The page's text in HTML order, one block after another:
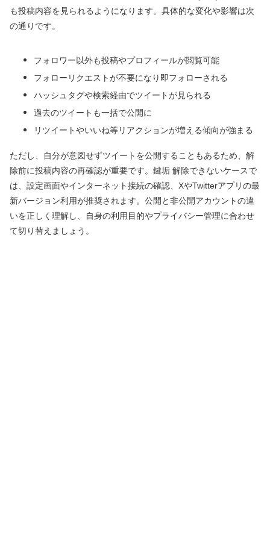
も投稿内容を見られるようになります。具体的な変化や影響は次
の通りです。
フォロワー以外も投稿やプロフィールが閲覧可能
フォローリクエストが不要になり即フォローされる
ハッシュタグや検索経由でツイートが見られる
過去のツイートも一括で公開に
リツイートやいいね等リアクションが増える傾向が強まる
ただし、自分が意図せずツイートを公開することもあるため、解
除前に投稿内容の再確認が重要です。鍵垢 解除できないケースで
は、設定画面やインターネット接続の確認、XやTwitterアプリの最
新バージョン利用が推奨されます。公開と非公開アカウントの違
いを正しく理解し、自身の利用目的やプライバシー管理に合わせ
て切り替えましょう。